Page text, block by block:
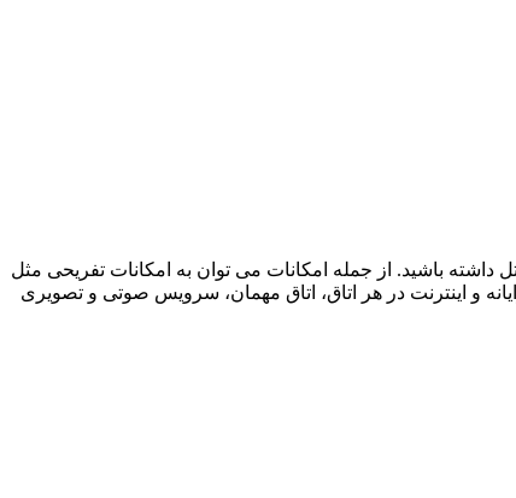
امکاناتی را در این هتل داشته باشید. از جمله امکانات می توان به امکانات تفریحی مثل
و نوشیدنی به صورت 24 ساعته در رستوران، پذیرش 24 ساعته، حمل بار، وجود رایانه و اینترنت در هر اتاق، اتاق مهمان، سرویس صوتی و تصویری